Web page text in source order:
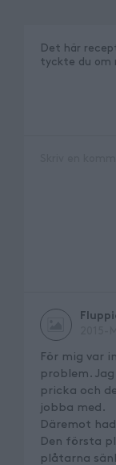
Det här
tyckte du om
För mig var
problem.
pricka och
jobba med.
Däremot
Den första
plåtarna